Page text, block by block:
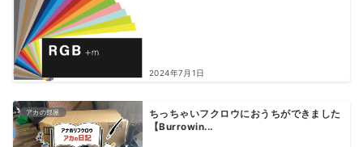
2024年7月1日
アカの部屋
ちっちゃいフクロウにおうちができました
【Burrowin...